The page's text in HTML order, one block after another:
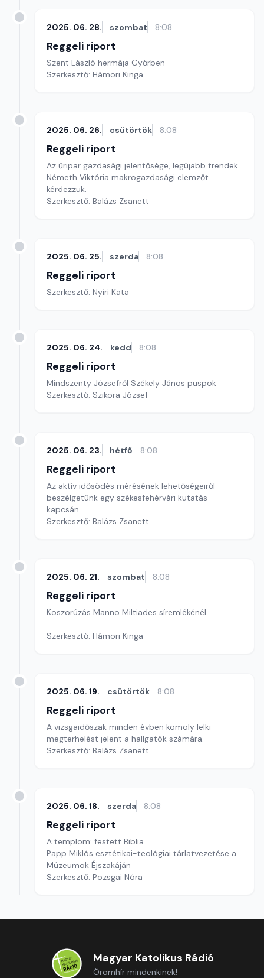
2025. 06. 28. szombat 8:08
Reggeli riport
Szent László hermája Győrben
Szerkesztő: Hámori Kinga
2025. 06. 26. csütörtök 8:08
Reggeli riport
Az űripar gazdasági jelentősége, legújabb trendek
Németh Viktória makrogazdasági elemzőt
kérdezzük.
Szerkesztő: Balázs Zsanett
2025. 06. 25. szerda 8:08
Reggeli riport
Szerkesztő: Nyíri Kata
2025. 06. 24. kedd 8:08
Reggeli riport
Mindszenty Józsefről Székely János püspök
Szerkesztő: Szikora József
2025. 06. 23. hétfő 8:08
Reggeli riport
Az aktív idősödés mérésének lehetőségeiről
beszélgetünk egy székesfehérvári kutatás
kapcsán.
Szerkesztő: Balázs Zsanett
2025. 06. 21. szombat 8:08
Reggeli riport
Koszorúzás Manno Miltiades síremlékénél
Szerkesztő: Hámori Kinga
2025. 06. 19. csütörtök 8:08
Reggeli riport
A vizsgaidőszak minden évben komoly lelki
megterhelést jelent a hallgatók számára.
Szerkesztő: Balázs Zsanett
2025. 06. 18. szerda 8:08
Reggeli riport
A templom: festett Biblia
Papp Miklós esztétikai-teológiai tárlatvezetése a
Múzeumok Éjszakáján
Szerkesztő: Pozsgai Nóra
Magyar Katolikus Rádió
Örömhír mindenkinek!